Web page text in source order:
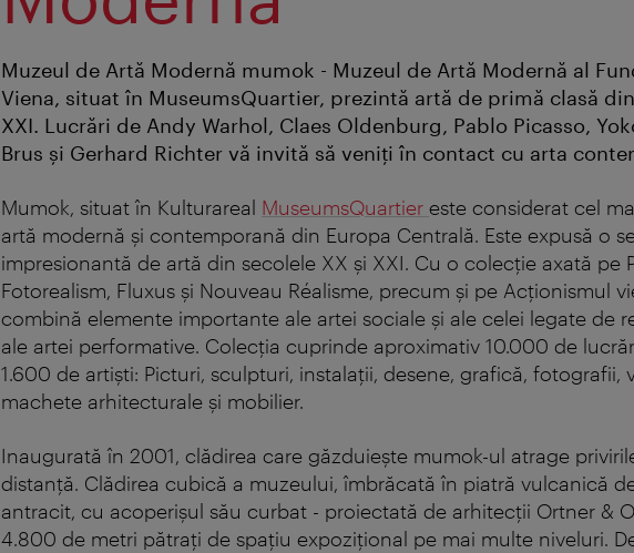
Muzeul de Artă Modernă mumok - Muzeul de Artă Modernă al
Viena, situat în MuseumsQuartier, prezintă artă de primă clasă
XXI. Lucrări de Andy Warhol, Claes Oldenburg, Pablo Picasso,
Brus şi Gerhard Richter vă invită să veniţi în contact cu arta
Mumok, situat în Kulturareal MuseumsQuartier este considerat cel
artă modernă și contemporană din Europa Centrală. Este expusă o
impresionantă de artă din secolele XX și XXI. Cu o colecție axată pe
Fotorealism, Fluxus și Nouveau Réalisme, precum și pe Acționismul
combină elemente importante ale artei sociale și ale celei legate de
ale artei performative. Colecția cuprinde aproximativ 10.000 de
1.600 de artiști: Picturi, sculpturi, instalații, desene, grafică, fotografii,
machete arhitecturale și mobilier.
Inaugurată în 2001, clădirea care găzduiește mumok-ul atrage
distanță. Clădirea cubică a muzeului, îmbrăcată în piatră vulcanică
antracit, cu acoperișul său curbat - proiectată de arhitecții Ortner &
4.800 de metri pătrați de spațiu expozițional pe mai multe niveluri.